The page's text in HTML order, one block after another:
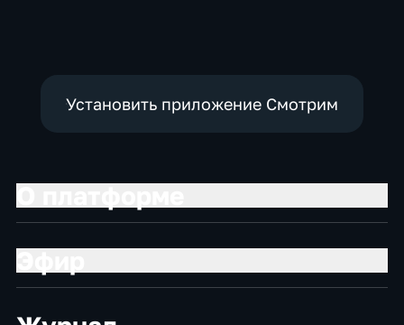
Установить приложение Смотрим